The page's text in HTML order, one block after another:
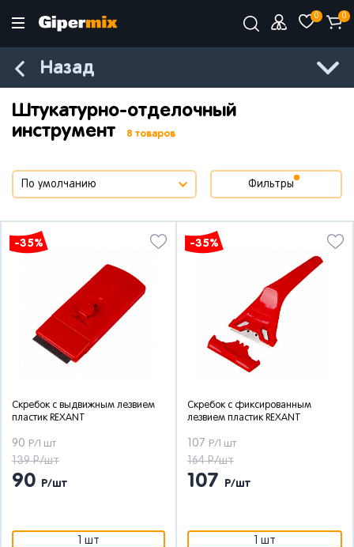
0 0
Назад
Штукатурно-отделочный
инструмент
8 товаров
Фильтры
-35%
Скребок с выдвижным лезвием
пластик REXANT
90 Р/1 шт
139 Р/шт
90 Р/шт
1 шт
-35%
Скребок с фиксированным
лезвием пластик REXANT
107 Р/1 шт
164 Р/шт
107 Р/шт
1 шт